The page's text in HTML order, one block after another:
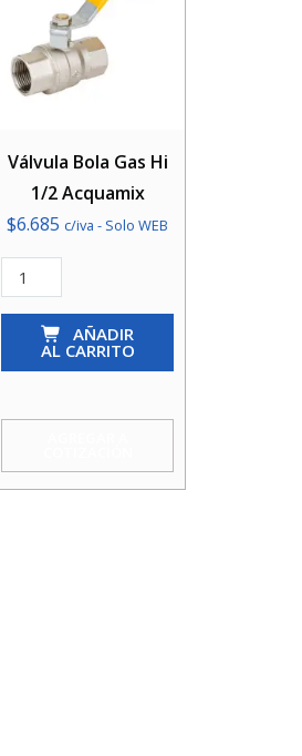
Válvula Bola Gas Hi
1/2 Acquamix
$6.685 c/iva - Solo WEB
Válvula
Bola
Acquamix
AÑADIR
AL CARRITO